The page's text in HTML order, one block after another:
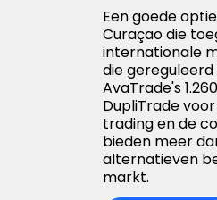
Een goede
Curaçao die
internationale
die gereguleerd
AvaTrade's
DupliTrade
trading en de
bieden meer
alternatieven
markt.